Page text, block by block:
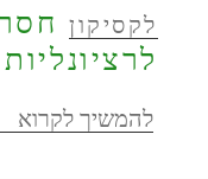
לקסיקון
לרציונליות
להמשיך לקרוא